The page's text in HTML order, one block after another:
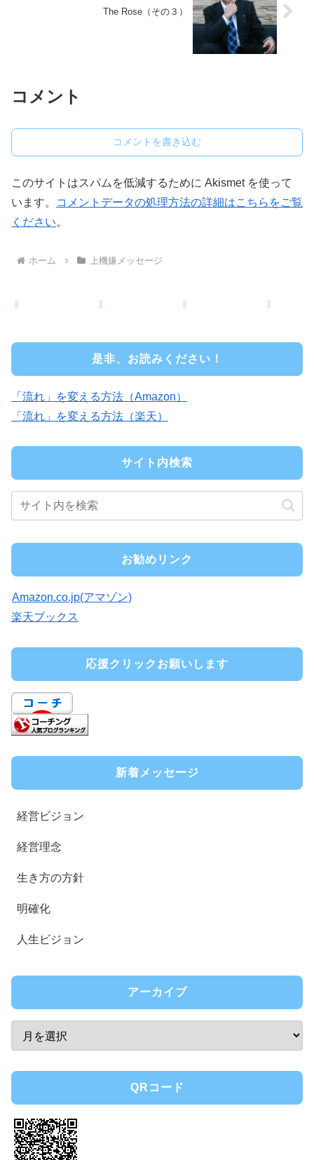
The Rose（その３）
コメント
コメントを書き込む
このサイトはスパムを低減するために Akismet を使って
います。
コメントデータの処理方法の詳細はこちらをご覧
ください。
ホーム 上機嫌メッセージ
是非、お読みください！
「流れ」を変える方法（Amazon）
「流れ」を変える方法（楽天）
サイト内検索
お勧めリンク
Amazon.co.jp(アマゾン)
楽天ブックス
応援クリックお願いします
新着メッセージ
経営ビジョン
経営理念
生き方の方針
明確化
人生ビジョン
アーカイブ
QRコード